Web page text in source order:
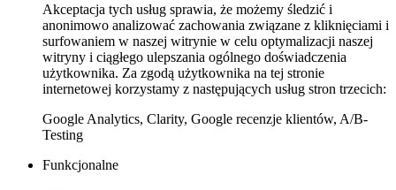
Akceptacja tych usług sprawia, że możemy śledzić i
anonimowo analizować zachowania związane z kliknięciami i
surfowaniem w naszej witrynie w celu optymalizacji naszej
witryny i ciągłego ulepszania ogólnego doświadczenia
użytkownika. Za zgodą użytkownika na tej stronie
internetowej korzystamy z następujących usług stron trzecich:
Google Analytics, Clarity, Google recenzje klientów, A/B-
Testing
Funkcjonalne